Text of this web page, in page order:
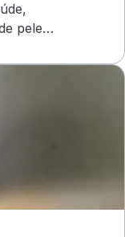
pele